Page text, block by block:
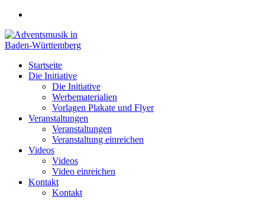
Zum
springen
Startseite
Die Initiative
Die Initiative
Werbematerialien
Vorlagen Plakate und Flyer
Veranstaltungen
Veranstaltungen
Veranstaltung einreichen
Videos
Videos
Video einreichen
Kontakt
Kontakt